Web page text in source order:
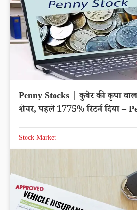
Penny Stocks | कुबेर की कृपा
शेयर, पहले 1775% रिटर्न दिया –
Stock Market